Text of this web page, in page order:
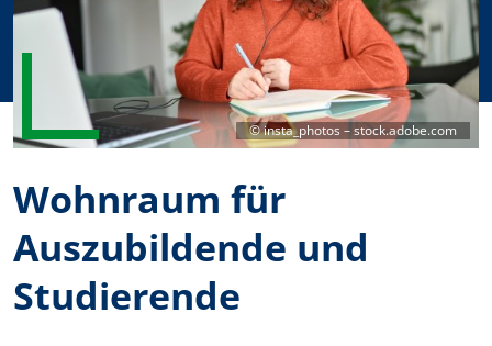
©insta_photos – stock.adobe.com
Wohnraum für
Auszubildende und
Studierende